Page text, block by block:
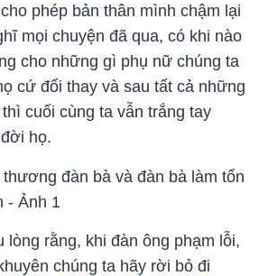
phép bản thân mình chậm lại
mọi chuyện đã qua, có khi nào
cho những gì phụ nữ chúng ta
cứ đổi thay và sau tất cả những
cuối cùng ta vẫn trắng tay
họ.
lòng rằng, khi đàn ông phạm lỗi,
chúng ta hãy rời bỏ đi